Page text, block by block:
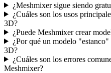
¿Meshmixer sigue siendo
¿Cuáles son los usos
3D?
¿Puede Meshmixer crear
¿Por qué un modelo
3D?
¿Cuáles son los errores
Meshmixer?